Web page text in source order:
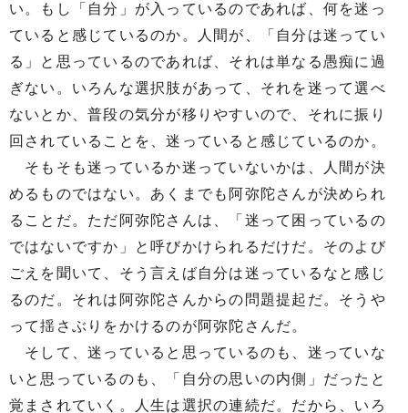
い。もし「自分」が入っているのであれば、何を迷っ
ていると感じているのか。人間が、「自分は迷ってい
る」と思っているのであれば、それは単なる愚痴に過
ぎない。いろんな選択肢があって、それを迷って選べ
ないとか、普段の気分が移りやすいので、それに振り
回されていることを、迷っていると感じているのか。
そもそも迷っているか迷っていないかは、人間が決
めるものではない。あくまでも阿弥陀さんが決められ
ることだ。ただ阿弥陀さんは、「迷って困っているの
ではないですか」と呼びかけられるだけだ。そのよび
ごえを聞いて、そう言えば自分は迷っているなと感じ
るのだ。それは阿弥陀さんからの問題提起だ。そうや
って揺さぶりをかけるのが阿弥陀さんだ。
そして、迷っていると思っているのも、迷っていな
いと思っているのも、「自分の思いの内側」だったと
覚まされていく。人生は選択の連続だ。だから、いろ